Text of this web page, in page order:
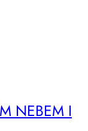
NE­BEM I